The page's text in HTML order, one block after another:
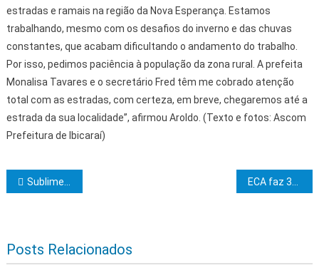
estradas e ramais na região da Nova Esperança. Estamos
trabalhando, mesmo com os desafios do inverno e das chuvas
constantes, que acabam dificultando o andamento do trabalho.
Por isso, pedimos paciência à população da zona rural. A prefeita
Monalisa Tavares e o secretário Fred têm me cobrado atenção
total com as estradas, com certeza, em breve, chegaremos até a
estrada da sua localidade”, afirmou Aroldo. (Texto e fotos: Ascom
Prefeitura de Ibicaraí)
Navegação de Post
Sublime Capítulo Rosa Cruz Mont’Alverne realizará sessão de iniciação ao grau 15
Posts Relacionados